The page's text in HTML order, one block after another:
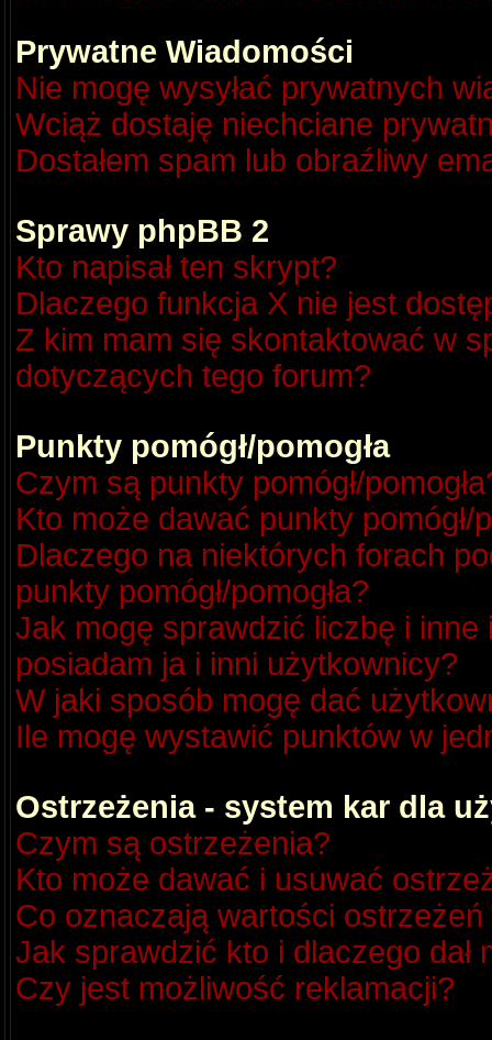
Prywatne Wiadomości
Nie mogę wysyłać prywatnych
Wciąż dostaję niechciane
Dostałem spam lub obraźliwy
Sprawy phpBB 2
Kto napisał ten skrypt?
Dlaczego funkcja X nie jest
Z kim mam się skontaktować w
dotyczących tego forum?
Punkty pomógł/pomogła
Czym są punkty pomógł/
Kto może dawać punkty pomógł/
Dlaczego na niektórych forach
punkty pomógł/pomogła?
Jak mogę sprawdzić liczbę i
posiadam ja i inni użytkownicy?
W jaki sposób mogę dać
Ile mogę wystawić punktów w
Ostrzeżenia - system kar dla
Czym są ostrzeżenia?
Kto może dawać i usuwać
Co oznaczają wartości
Jak sprawdzić kto i dlaczego dał
Czy jest możliwość reklamacji?